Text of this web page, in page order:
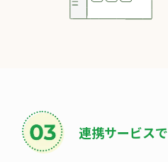
連携サービスで